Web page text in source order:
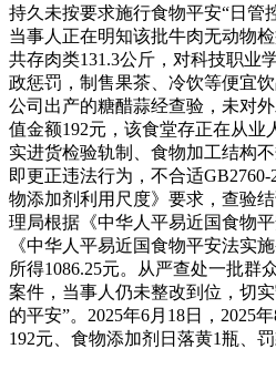
持久未按要求施行食物平安“日管
当事人正在明知该批牛肉无动物
共存肉类131.3公斤，对科技职业
政惩罚，制售果茶、冷饮等便宜
公司出产的糖醋蒜经查验，未对
值金额192元，该食堂存正在从业
实进货检验轨制、食物加工结构
即更正违法行为，不合适
物添加剂利用尺度》要求，查验
理局根据《中华人平易近国食物
《中华人平易近国食物平安法实
所得1086.25元。从严查处一批群
案件，当事人仍未整改到位，切
的平安”。2025年6月18日，2025
192元、食物添加剂日落黄1瓶、罚